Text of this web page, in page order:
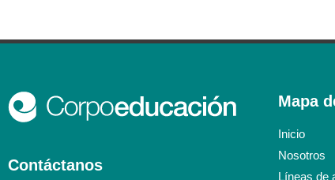
Contáctanos
Mapa
Inicio
Nosotros
Líneas de